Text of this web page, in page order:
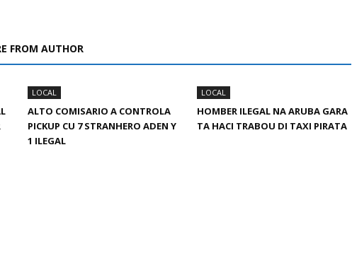
FROM AUTHOR
LOCAL
ALTO COMISARIO A CONTROLA
PICKUP CU 7 STRANHERO ADEN Y
1 ILEGAL
LOCAL
HOMBER ILEGAL NA ARUBA GARA
TA HACI TRABOU DI TAXI PIRATA